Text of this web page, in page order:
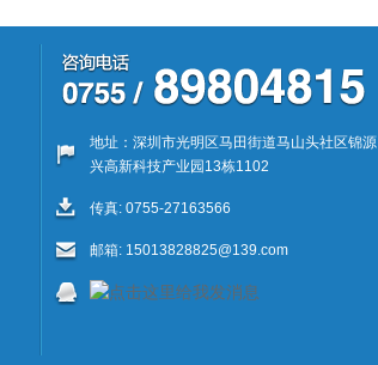
地址：深圳市光明区马田街道马山头社区锦源
兴高新科技产业园13栋1102
传真: 0755-27163566
邮箱: 15013828825@139.com